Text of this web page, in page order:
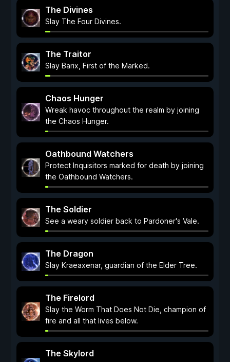
The Divines
Slay The Four Divines.
The Traitor
Slay Barix, First of the Marked.
Chaos Hunger
Wreak havoc throughout the realm by joining
the Chaos Hunger.
Oathbound Watchers
Protect Inquisitors marked for death by joining
the Oathbound Watchers.
The Soldier
See a weary soldier back to Pardoner's Vale.
The Dragon
Slay Kraeaxenar, guardian of the Elder Tree.
The Firelord
Slay the Worm That Does Not Die, champion of
fire and all that lives below.
The Skylord